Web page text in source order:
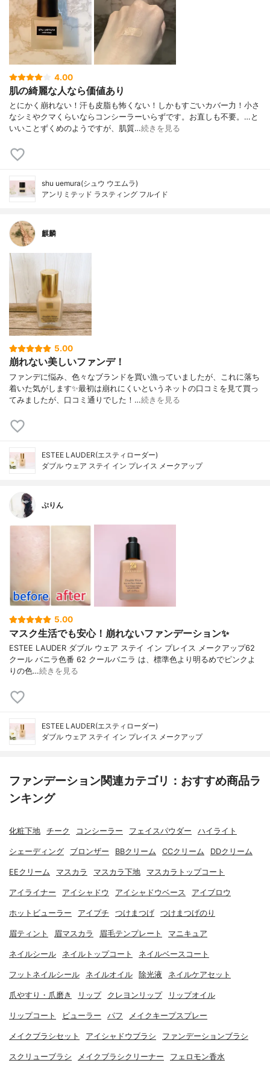
4.00
肌の綺麗な人なら価値あり
とにかく崩れない！汗も皮脂も怖くない！しかもすごいカバー力！小さ
なシミやクマくらいならコンシーラーいらずです。お直しも不要。…と
いいことずくめのようですが、肌質…続きを見る
shu uemura(シュウ ウエムラ)
アンリミテッド ラスティング フルイド
麒麟
5.00
崩れない美しいファンデ！
ファンデに悩み、色々なブランドを買い漁っていましたが、これに落ち
着いた気がします✨最初は崩れにくいというネットの口コミを見て買っ
てみましたが、口コミ通りでした！…続きを見る
ESTEE LAUDER(エスティローダー)
ダブル ウェア ステイ イン プレイス メークアップ
ぷりん
5.00
マスク生活でも安心！崩れないファンデーション✨
ESTEE LAUDER ダブル ウェア ステイ イン プレイス メークアップ62
クール バニラ色番 62 クールバニラ は、標準色より明るめでピンクよ
りの色…続きを見る
ESTEE LAUDER(エスティローダー)
ダブル ウェア ステイ イン プレイス メークアップ
ファンデーション関連カテゴリ：おすすめ商品ラ
ンキング
化粧下地 チーク コンシーラー フェイスパウダー ハイライト
シェーディング ブロンザー BBクリーム CCクリーム DDクリーム
EEクリーム マスカラ マスカラ下地 マスカラトップコート
アイライナー アイシャドウ アイシャドウベース アイブロウ
ホットビューラー アイプチ つけまつげ つけまつげのり
眉ティント 眉マスカラ 眉毛テンプレート マニキュア
ネイルシール ネイルトップコート ネイルベースコート
フットネイルシール ネイルオイル 除光液 ネイルケアセット
爪やすり・爪磨き リップ クレヨンリップ リップオイル
リップコート ビューラー パフ メイクキープスプレー
メイクブラシセット アイシャドウブラシ ファンデーションブラシ
スクリューブラシ メイクブラシクリーナー フェロモン香水